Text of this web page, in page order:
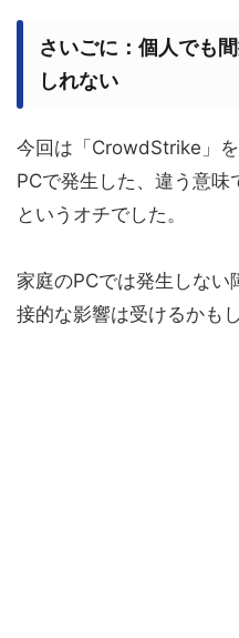
さいごに：個人でも
しれない
今回は「CrowdStrike」
PCで発生した、違う意
というオチでした。
家庭のPCでは発生しな
接的な影響は受けるかも